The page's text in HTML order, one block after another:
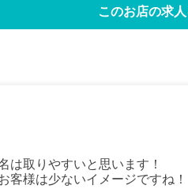
このお店の求
は取りやすいと思います！
客様は少ないイメージですね！